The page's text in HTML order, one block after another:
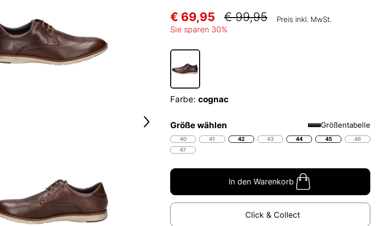
€ 69,95 € 99,95 Preis inkl. MwSt.
Sie sparen 30%
Farbe: cognac
Größe wählen Größentabelle
40 41 42 43 44 45
46
47
In den Warenkorb
Click & Collect